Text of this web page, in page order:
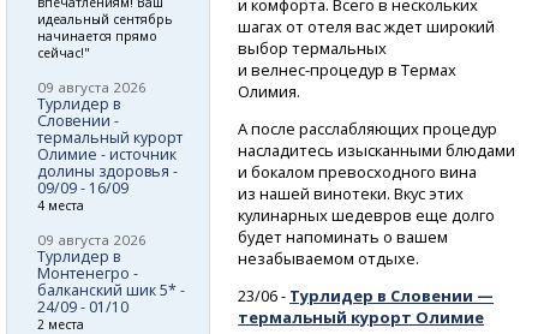
и комфорта. Всего в нескольких
шагах от отеля вас ждет широкий
выбор термальных
и велнес-процедур в Термах
Олимия.
А после расслабляющих процедур
насладитесь изысканными блюдами
и бокалом превосходного вина
из нашей винотеки. Вкус этих
кулинарных шедевров еще долго
будет напоминать о вашем
незабываемом отдыхе.
23/06 - Турлидер в Словении —
термальный курорт Олимие
идеальный сентябрь
начинается прямо
сейчас!"
09 августа 2026
Турлидер в
Словении -
термальный курорт
Олимие - источник
долины здоровья -
09/09 - 16/09
4 места
09 августа 2026
Турлидер в
Монтенегро -
балканский шик 5* -
24/09 - 01/10
2 места